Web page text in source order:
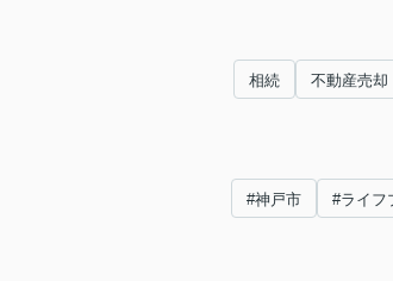
相続 不動産売却
#神戸市 #ライフ